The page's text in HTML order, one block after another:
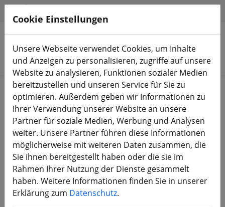
Produkte suchen
Start 3D Druck
Foxeer Mega 5 3D Druck TPU Set
rot
Cookie Einstellungen
Unsere Webseite verwendet Cookies, um Inhalte
und Anzeigen zu personalisieren, zugriffe auf unsere
Website zu analysieren, Funktionen sozialer Medien
bereitzustellen und unseren Service für Sie zu
optimieren. Außerdem geben wir Informationen zu
Ihrer Verwendung unserer Website an unsere
Partner für soziale Medien, Werbung und Analysen
weiter. Unsere Partner führen diese Informationen
möglicherweise mit weiteren Daten zusammen, die
Sie ihnen bereitgestellt haben oder die sie im
Rahmen Ihrer Nutzung der Dienste gesammelt
haben. Weitere Informationen finden Sie in unserer
Erklärung zum Datenschutz.